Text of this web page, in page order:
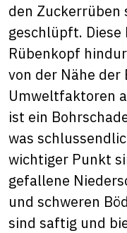
den Zuckerrüben
geschlüpft.
Rübenkopf
von der Nähe
Umweltfaktoren
ist ein
was
wichtiger Punkt
gefallene
und schweren
sind saftig und